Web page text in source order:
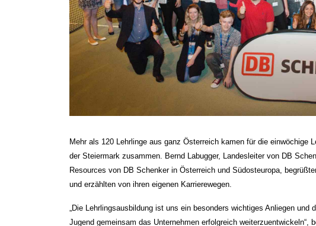
Mehr als 120 Lehrlinge aus ganz Österreich kamen für die einwöchige
der Steiermark zusammen. Bernd Labugger, Landesleiter von DB
Resources von DB Schenker in Österreich und Südosteuropa,
und erzählten von ihren eigenen Karrierewegen.
„Die Lehrlingsausbildung ist uns ein besonders wichtiges Anliegen
Jugend gemeinsam das Unternehmen erfolgreich